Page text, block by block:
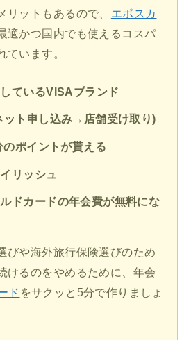
リットもあるので、
エポスカ
適かつ国内でも使えるコスパ
ています。
ているVISAブランド
ット申し込み→店舗受け取り)
ポイントが貰える
リッシュ
ドカードの年会費が無料にな
びや海外旅行保険選びのため
けるのをやめるために、年会
ド をサクッと5分で作りましょ